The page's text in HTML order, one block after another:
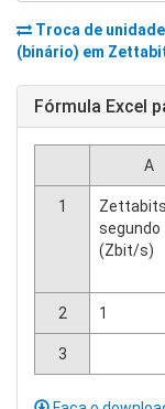
Troca de
(binário) em
Fórmula Excel
A
1
segundo
(Zbit/s)
2 1
3